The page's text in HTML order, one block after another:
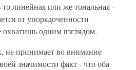
то линейная или же тональная -
от упорядоченности
одним взглядом.
не принимает во внимание
значимости факт - что оба